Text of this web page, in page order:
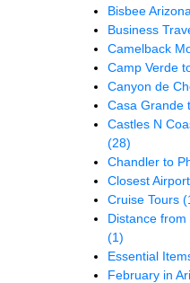
Bisbee Arizona
Business
Camelback
Camp Verde
Canyon de
Casa Grande
Castles N
(28)
Chandler to
Closest
Cruise Tours
Distance
(1)
Essential
February in